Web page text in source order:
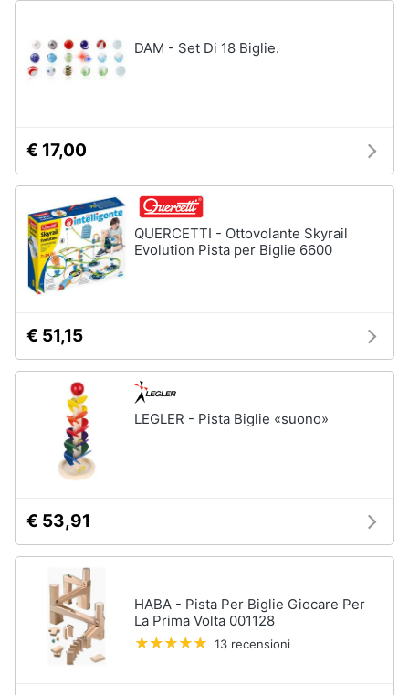
tutti
sport
Monopattino
elettrico
Bici
elettrica
Skateboard
Bicicletta
tutti
DAM - Set Di 18 Biglie.
€ 17,00
QUERCETTI - Ottovolante Skyrail
Evolution Pista per Biglie 6600
€ 51,15
LEGLER - Pista Biglie «suono»
€ 53,91
HABA - Pista Per Biglie Giocare Per
La Prima Volta 001128
13 recensioni